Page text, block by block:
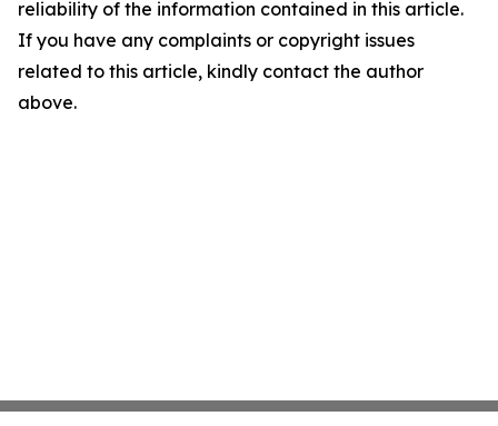
reliability of the information contained in this article.
If you have any complaints or copyright issues
related to this article, kindly contact the author
above.